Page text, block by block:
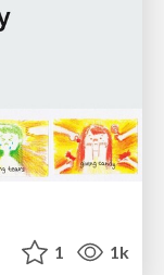
1 1k